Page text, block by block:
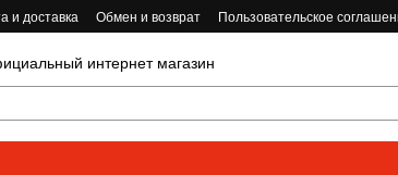
и доставка Обмен и возврат Пользовательское
интернет магазин